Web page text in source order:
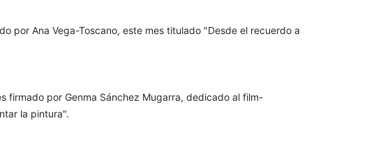
por Ana Vega-Toscano, este mes titulado "Desde el recuerdo a
firmado por Genma Sánchez Mugarra, dedicado al film-
la pintura".